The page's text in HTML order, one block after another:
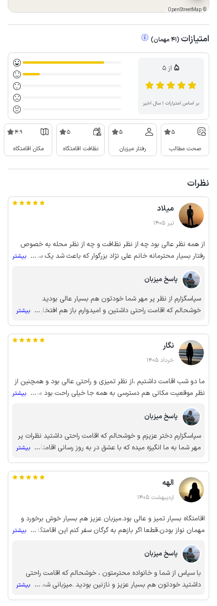
©
OpenStreetMap
امتیازات (
41مهمان)
5 از ۵
بر اساس امتیازات ۱ سال اخیر
5
صحت مطالب
5
رفتار میزبان
5
نظافت اقامتگاه
4.9
مکان اقامتگاه
نظرات
میلاد
تیر 1405
از همه نظر عالی بود چه از نظر نظافت و چه از نظر محله به خصوص
رفتار بسیار محترمانه خانم علی نژاد بزرگوار که باعث شد یک سفر خاطره
انتخاب خواهم کرد
... بیشتر
پاسخ میزبان
سپاسگزارم از نظر پر مهر شما خودتون هم بسیار عالی بودید
خوشحالم که اقامت راحتی داشتین و امیدوارم باز هم افتخار میزبانی
... بیشتر
نگار
خرداد 1405
ما دو شب اقامت داشتیم ،از نظر تمیزی و راحتی عالی بود و همچنین از
نظر موقعیت مکانی هم‌ دسترسی به همه جا خیلی راحت بود میزبان
رو معرفی کردن از بیرون هم که ساختمون رو دیدم با سلیقه کلی گل
گذاشته بودن و فضا رو زیبا کرده‌ بودند.در کل تجربه خوبی داشتیم
ممنون ازشون .
... بیشتر
پاسخ میزبان
سپاسگزارم دختر عزیزم و خوشحالم که اقامت راحتی داشتید نظرات پر
مهر شما به ما انگیزه میده که با عشق در به روز رسانی اقامتگاه تلاش
پاکتان بیرون می آید و من سرشار از عشق به امید دیدار دوباره شما
هستم و به میزبانی شما افتخار میکنم ...سربلند باشی دختر قشنگم و
سلام برسونید به خانواده محترم ....به امید دیدار دوباره شما نازنینان
😍😍😍
... بیشتر
الهه
اردیبهشت 1405
اقامتگاه بسیار تمیز و عالی بود.میزبان عزیز هم بسیار خوش برخورد و
مهمان نواز بودن.قطعا اگر بازهم به گرگان سفر کنم این اقامتگاهو
... بیشتر
پاسخ میزبان
با سپاس از شما و خانواده محترمتون ، خوشحالم که اقامت راحتی
داشتید خودتون هم بسیار عزیز و نازنین بودید .میزبانی شما باعث
... بیشتر